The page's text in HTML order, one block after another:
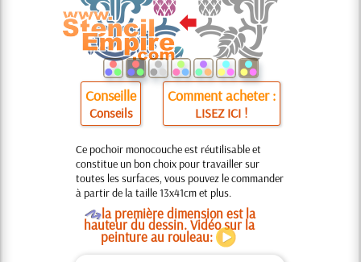
Conseille
Conseils
Comment acheter :
LISEZ ICI !
Ce pochoir monocouche est réutilisable et
constitue un bon choix pour travailler sur
toutes les surfaces, vous pouvez le commander
à partir de la taille 13x41cm et plus.
Ola première dimension est la
hauteur du dessin. Vidéo sur la
peinture au rouleau: